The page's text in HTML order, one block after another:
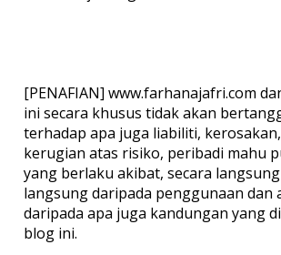
[PENAFIAN] www.farhanajafri.com
ini secara khusus tidak akan
terhadap apa juga liabiliti,
kerugian atas risiko, peribadi mahu
yang berlaku akibat, secara
langsung daripada penggunaan dan
daripada apa juga kandungan yang
blog ini.